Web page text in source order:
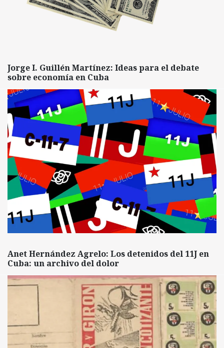
Jorge I. Guillén Martínez: Ideas para el debate
sobre economía en Cuba
Anet Hernández Agrelo: Los detenidos del 11J en
Cuba: un archivo del dolor